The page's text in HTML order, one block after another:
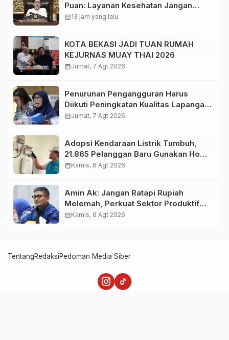
Puan: Layanan Kesehatan Jangan
Kehilangan Empati
calendar_month13 jam yang lalu
KOTA BEKASI JADI TUAN RUMAH
KEJURNAS MUAY THAI 2026
calendar_monthJumat, 7 Agt 2026
Penurunan Pengangguran Harus
Diikuti Peningkatan Kualitas Lapangan
Kerja
calendar_monthJumat, 7 Agt 2026
Adopsi Kendaraan Listrik Tumbuh,
21.865 Pelanggan Baru Gunakan Home
Charging Services PLN pada
calendar_monthKamis, 6 Agt 2026
Amin Ak: Jangan Ratapi Rupiah
Melemah, Perkuat Sektor Produktif
Negara
calendar_monthKamis, 6 Agt 2026
TentangRedaksiPedoman Media Siber